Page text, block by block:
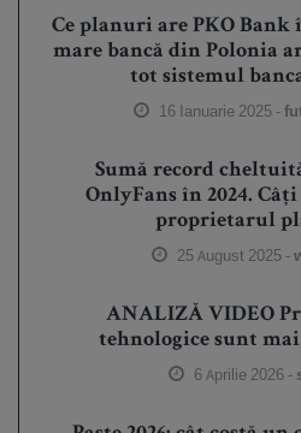
Ce planuri are PKO Bank
mare bancă din Polonia
tot sistemul
16 Ianuarie 2025 -
Sumă record
OnlyFans în 2024.
proprietarul
25 August 2025 -
ANALIZĂ VIDEO
tehnologice sunt
6 Aprilie 2026 -